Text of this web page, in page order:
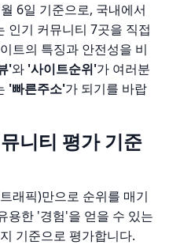
6일 기준으로, 국내에서
인기 커뮤니티 7곳을 직접
트의 특징과 안전성을 비
'와 '사이트순위'가 여러분
'빠른주소'가 되기를 바랍
니티 평가 기준
래픽)만으로 순위를 매기
용한 '경험'을 얻을 수 있는
기준으로 평가합니다.